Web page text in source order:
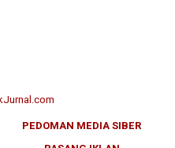
PEDOMAN MEDIA SIBER